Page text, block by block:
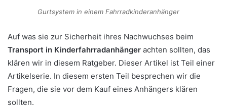
Gurtsystem in einem Fahrradkinderanhänger
Auf was sie zur Sicherheit ihres Nachwuchses beim
Transport in Kinderfahrradanhänger achten sollten, das
klären wir in diesem Ratgeber. Dieser Artikel ist Teil einer
Artikelserie. In diesem ersten Teil besprechen wir die
Fragen, die sie vor dem Kauf eines Anhängers klären
sollten.